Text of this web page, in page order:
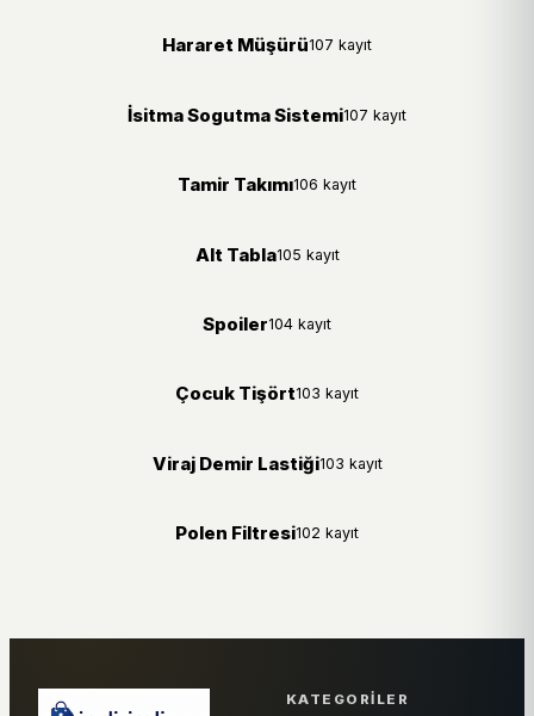
Hararet Müşürü107 kayıt
İsitma Sogutma Sistemi107 kayıt
Tamir Takımı106 kayıt
Alt Tabla105 kayıt
Spoiler104 kayıt
Çocuk Tişört103 kayıt
Viraj Demir Lastiği103 kayıt
Polen Filtresi102 kayıt
KATEGORILER